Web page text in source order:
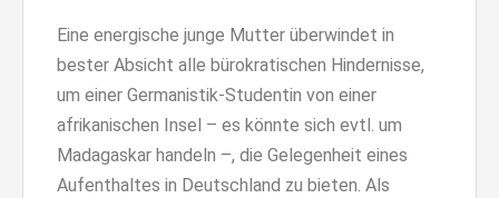
Eine energische junge Mutter überwindet in
bester Absicht alle bürokratischen Hindernisse,
um einer Germanistik-Studentin von einer
afrikanischen Insel – es könnte sich evtl. um
Madagaskar handeln –, die Gelegenheit eines
Aufenthaltes in Deutschland zu bieten. Als